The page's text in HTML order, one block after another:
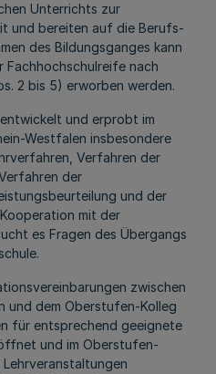
Unterrichts zur
und bereiten auf die Berufs-
des Bildungsganges kann
Fachhochschulreife nach
2 bis 5) erworben werden.
und erprobt im
Westfalen insbesondere
Verfahren der
der
und der
mit der
es Fragen des Übergangs
zwischen
und dem Oberstufen-Kolleg
für entsprechend geeignete
und im Oberstufen-